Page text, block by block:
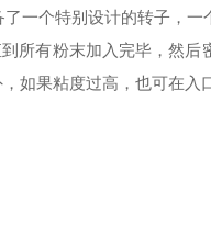
一个特别设计的转子，
所有粉末加入完毕，然
如果粘度过高，也可在入